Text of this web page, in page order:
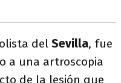
del Sevilla, fue
a una artroscopia
de la lesión que